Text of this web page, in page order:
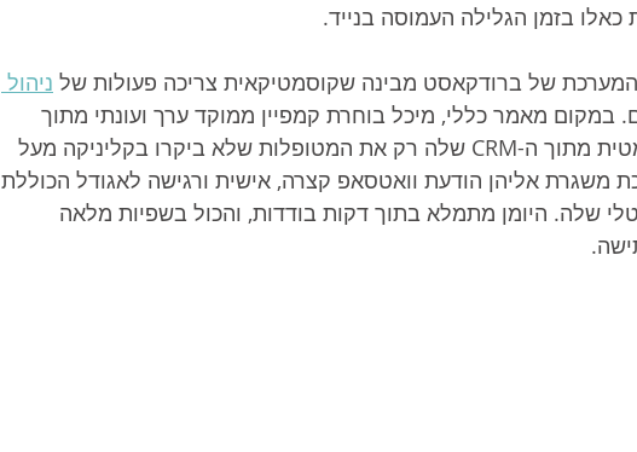
בזמן הגלילה העמוסה בנייד.
המערכת של ברודקאסט מבינה שקוסמטיקאית צריכה פעולות של ניהול
במקום מאמר כללי, מיכל בוחרת קמפיין ממוקד ערך ועונתי מתוך
המערכת, ששולף אוטומטית מתוך ה-CRM שלה רק את המטופלות שלא ביקרו בקליניקה מעל
משגרת אליהן הודעת וואטסאפ קצרה, אישית ורגישה לאגודל הכוללת
שלה. היומן מתמלא בתוך דקות בודדות, והכול בשפיות מלאה